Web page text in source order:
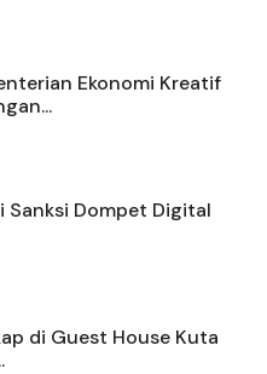
Ekonomi Kreatif
Sanksi Dompet Digital
di Guest House Kuta